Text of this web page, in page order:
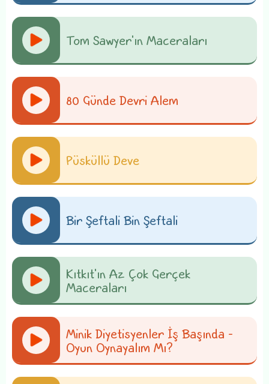
Tom Sawyer'ın Maceraları
80 Günde Devri Alem
Püsküllü Deve
Bir Şeftali Bin Şeftali
Kıtkıt'ın Az Çok Gerçek
Maceraları
Minik Diyetisyenler İş Başında -
Oyun Oynayalım Mı?